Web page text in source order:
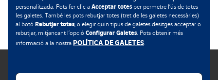
personalitzada. Pots fer clic a Acceptar totesper permetre l’ús de totes
les galetes. També les pots rebutjar totes (tret de les galetes necessàries)
al botó Rebutjar totes, o elegir quin tipus de galetes desitges acceptar o
rebutjar, mitjançant l’opció Configurar Galetes. Pots obtenir més
informació a la nostra POLÍTICA DE GALETES.